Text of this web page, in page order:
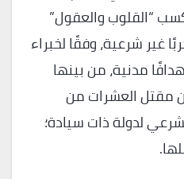
“القلوب والعقول”
غير شرعية، وفقًا لخبراء
مدنية، من بينها
مقتل العشرات من
لدولة ذات سيادة؛